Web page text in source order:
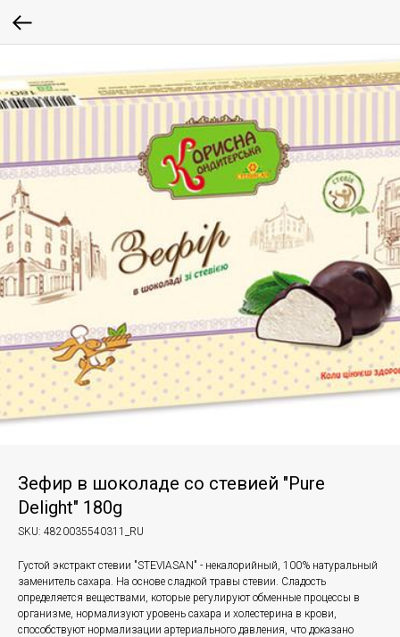
Зефир в шоколаде со стевией "Pure
Delight" 180g
SKU: 4820035540311_RU
Густой экстракт стевии "STEVIASAN" - некалорийный, 100% натуральный
заменитель сахара. На основе сладкой травы стевии. Сладость
определяется веществами, которые регулируют обменные процессы в
организме, нормализуют уровень сахара и холестерина в крови,
способствуют нормализации артериального давления, что доказано